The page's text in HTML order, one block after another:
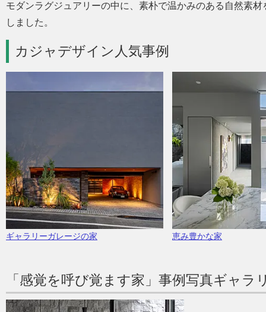
モダンラグジュアリーの中に、素朴で温かみのある自然素
しました。
カジャデザイン人気事例
ギャラリーガレージの家 恵み豊かな家
「感覚を呼び覚ます家」事例写真ギャラ